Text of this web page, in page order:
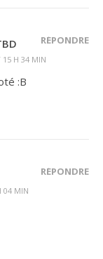
15 H 34 MIN
RÉPONDRE
:B
04 MIN
RÉPONDRE